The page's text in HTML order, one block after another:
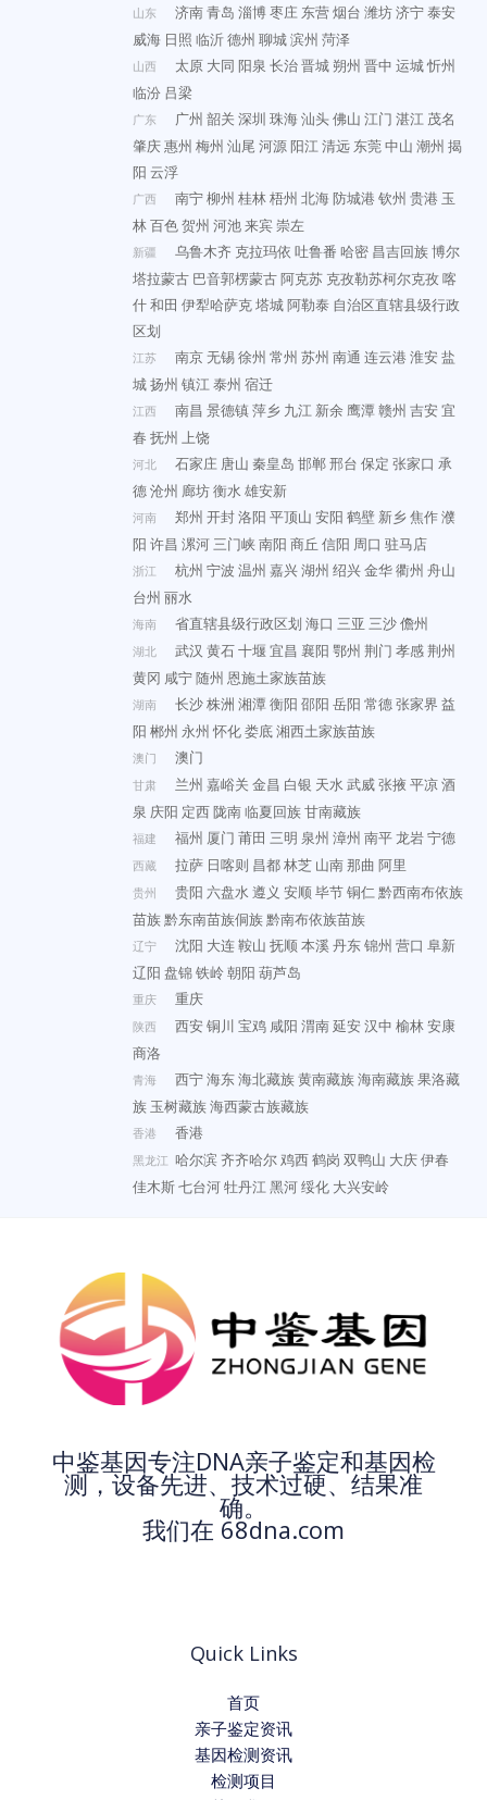
山东 济南青岛 淄博枣庄 东营烟台 潍坊济宁泰安
威海 日照 临沂德州 聊城滨州 菏泽
山西 太原 大同 阳泉 长治晋城朔州 晋中 运城忻州
临汾 吕梁
广东 广州 韶关 深圳 珠海汕头佛山 江门 湛江 茂名
肇庆惠州 梅州 汕尾 河源阳江清远 东莞中山 潮州 揭
阳 云浮
广西 南宁柳州 桂林梧州 北海防城港钦州 贵港 玉
林百色贺州 河池来宾崇左
新疆 乌鲁木齐 克拉玛依 吐鲁番 哈密 昌吉回族博尔
塔拉蒙古 巴音郭楞蒙古阿克苏 克孜勒苏柯尔克孜喀
什和田 伊犁哈萨克塔城阿勒泰 自治区直辖县级行政
区划
江苏 南京无锡徐州 常州 苏州 南通 连云港淮安盐
城扬州 镇江泰州 宿迁
江西 南昌 景德镇萍乡 九江 新余鹰潭赣州 吉安宜
春 抚州 上饶
河北 石家庄 唐山 秦皇岛 邯郸邢台 保定 张家口 承
德沧州 廊坊衡水雄安新
河南 郑州 开封洛阳 平顶山 安阳 鹤壁 新乡焦作濮
阳 许昌 漯河三门峡南阳 商丘 信阳 周口 驻马店
浙江 杭州 宁波 温州 嘉兴湖州 绍兴金华衢州 舟山
台州 丽水
海南 省直辖县级行政区划 海口 三亚 三沙儋州
湖北 武汉 黄石十堰 宜昌 襄阳 鄂州 荆门 孝感荆州
黄冈 咸宁随州 恩施土家族苗族
湖南 长沙株洲 湘潭衡阳 邵阳 岳阳 常德张家界 益
阳 郴州 永州 怀化娄底湘西土家族苗族
澳门 澳门
甘肃 兰州 嘉峪关 金昌 白银 天水武威张掖平凉酒
泉 庆阳 定西陇南临夏回族甘南藏族
福建 福州 厦门 莆田 三明 泉州 漳州 南平龙岩宁德
西藏 拉萨 日喀则 昌都林芝 山南那曲 阿里
贵州 贵阳 六盘水遵义 安顺毕节铜仁黔西南布依族
苗族黔东南苗族侗族黔南布依族苗族
辽宁 沈阳 大连鞍山 抚顺本溪丹东锦州 营口 阜新
辽阳 盘锦铁岭朝阳 葫芦岛
重庆 重庆
陕西 西安铜川 宝鸡 咸阳 渭南延安汉中 榆林安康
商洛
青海 西宁海东海北藏族黄南藏族海南藏族果洛藏
族 玉树藏族海西蒙古族藏族
香港 香港
黑龙江 哈尔滨齐齐哈尔鸡西鹤岗 双鸭山 大庆伊春
佳木斯七台河牡丹江黑河绥化 大兴安岭
中鉴基因专注DNA亲子鉴定和基因检
测，设备先进、技术过硬、结果准
确。
我们在 68dna.com
Quick Links
首页
亲子鉴定资讯
基因检测资讯
检测项目